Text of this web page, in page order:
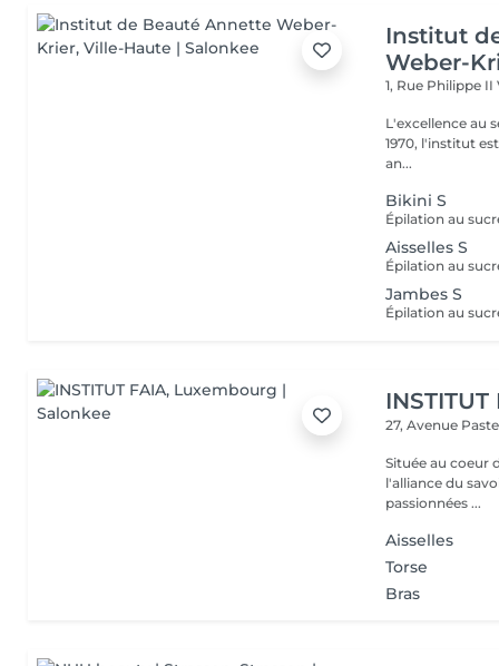
Institut
Weber-
1, Rue Philippe II
L'excellence au service de la
1970, l'institut
an...
Bikini S
Aisselles S
Jambes S
INSTITUT
27, Avenue
Située au coeur
l'alliance du savoir-faire et
passionnées ...
Aisselles
Torse
Bras